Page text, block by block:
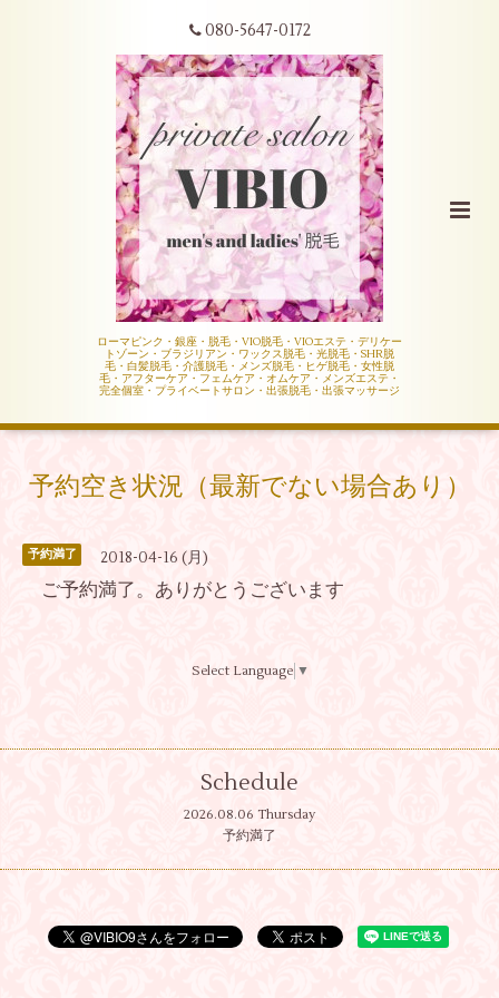
080-5647-0172
ローマピンク・銀座・脱毛・VIO脱毛・VIOエステ・デリケー
トゾーン・ブラジリアン・ワックス脱毛・光脱毛・SHR脱
毛・白髪脱毛・介護脱毛・メンズ脱毛・ヒゲ脱毛・女性脱
毛・アフターケア・フェムケア・オムケア・メンズエステ・
完全個室・プライベートサロン・出張脱毛・出張マッサージ
予約空き状況（最新でない場合あり）
予約満了 2018-04-16 (月)
ご予約満了。ありがとうございます
Select Language ▼
Schedule
2026.08.06 Thursday
予約満了